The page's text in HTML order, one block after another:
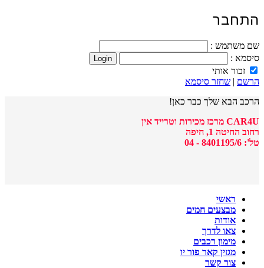
התחבר
שם משתמש :
סיסמא :
זכור אותי
הרשם | שחזר סיסמא
הרכב הבא שלך כבר כאן!
CAR4U מרכז מכירות וטרייד אין
רחוב החיטה 1, חיפה
טל': 8401195/6 - 04
ראשי
מבצעים חמים
אודות
צאו לדרך
מימון רכבים
מגזין קאר פור יו
צור קשר